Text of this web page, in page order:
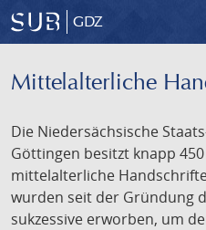
GDZ
Mittelalterliche
Die Niedersächsische
Göttingen besitzt knapp
mittelalterliche
wurden seit der Gründung
sukzessive erworben, um